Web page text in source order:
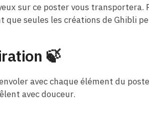
sur ce poster vous
que seules les créations de Ghibli
🍃
avec chaque élément du
avec douceur.